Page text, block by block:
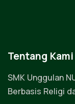
Tentang Kami
SMK Unggulan
Berbasis Religi